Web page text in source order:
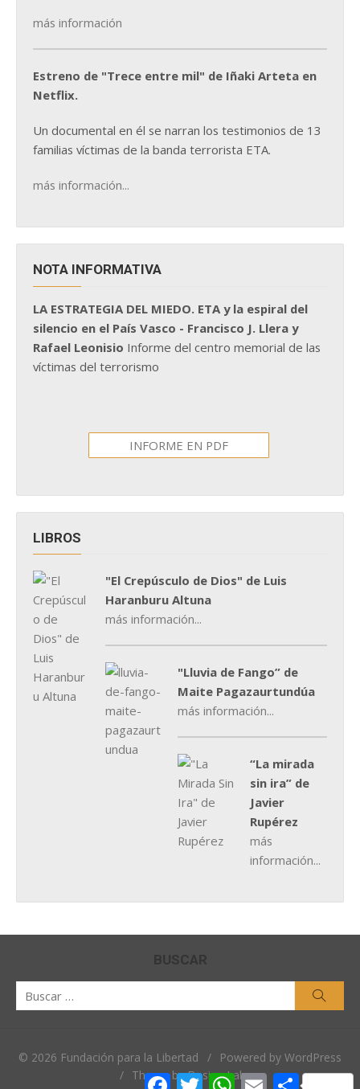
más información
Estreno de "Trece entre mil" de Iñaki Arteta en
Netflix.
Un documental en él se narran los testimonios de 13
familias víctimas de la banda terrorista ETA.
más información...
NOTA INFORMATIVA
LA ESTRATEGIA DEL MIEDO. ETA y la espiral del
silencio en el País Vasco - Francisco J. Llera y
Rafael Leonisio Informe del centro memorial de las
víctimas del terrorismo
INFORME EN PDF
LIBROS
"El Crepúsculo de Dios" de Luis
Haranburu Altuna
más información...
"Lluvia de Fango” de
Maite Pagazaurtundúa
más información...
“La mirada
sin ira” de
Javier
Rupérez
más
información...
BUSCAR
© 2026 Fundación para la Libertad /
Powered by WordPress
/ Theme by Design Lab
Facebook
TwitterWhatsApp
EmailCompartir